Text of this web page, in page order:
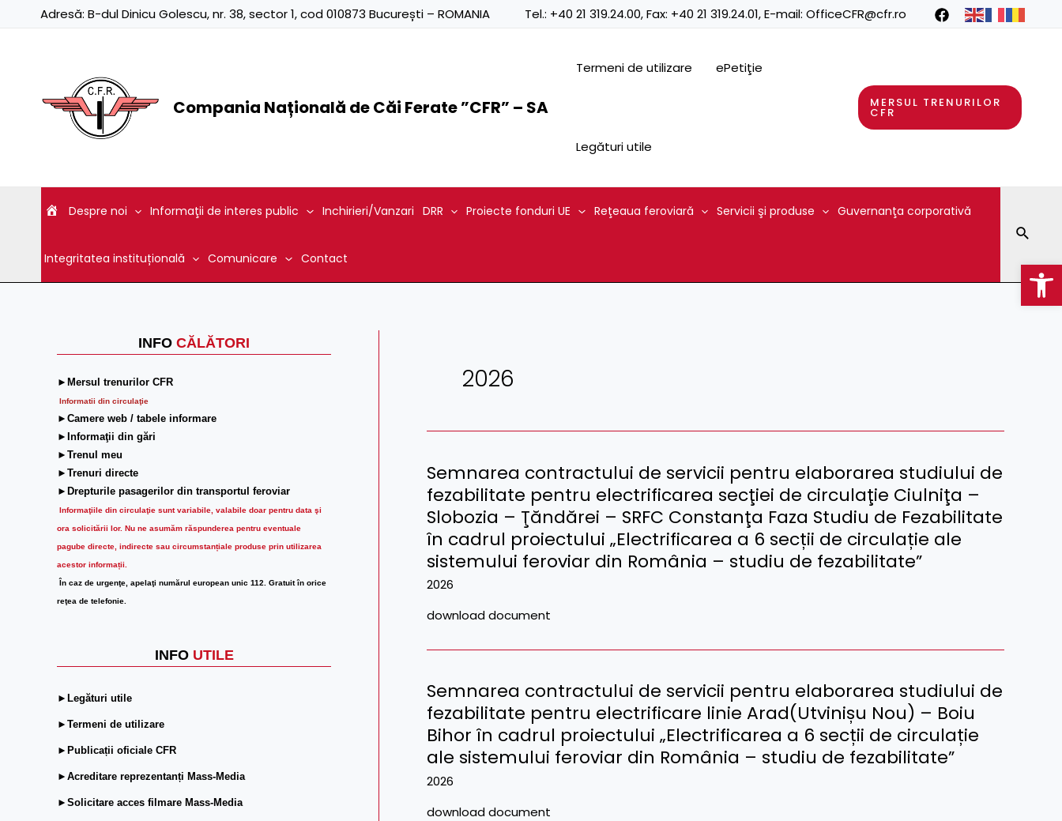
Adresă: B-dul Dinicu Golescu, nr. 38, sector 1, cod 010873 București – ROMANIA Tel.: +40 21 319.24.00, Fax: +40 21 319.24.01, E-mail: OfficeCFR@cfr.ro
Compania Națională de Căi Ferate ”CFR” – SA
Termeni de utilizare ePetiţie
Legături utile
MERSUL TRENURILOR
CFR
Despre noi Informaţii de interes public Inchirieri/Vanzari DRR Proiecte fonduri UE Reţeaua feroviară Servicii şi produse Guvernanţa corporativă
Integritatea instituțională Comunicare Contact
INFO CĂLĂTORI
►Mersul trenurilor CFR
Informatii din circulaţie
►Camere web / tabele informare
►Informaţii din gări
►Trenul meu
►Trenuri directe
►Drepturile pasagerilor din transportul feroviar
Informaţiile din circulaţie sunt variabile, valabile doar pentru data şi
ora solicitării lor. Nu ne asumăm răspunderea pentru eventuale
pagube directe, indirecte sau circumstanțiale produse prin utilizarea
acestor informații.
În caz de urgenţe, apelaţi numărul european unic 112. Gratuit în orice
reţea de telefonie.
INFO UTILE
►Legături utile
►Termeni de utilizare
►Publicații oficiale CFR
►Acreditare reprezentanți Mass-Media
►Solicitare acces filmare Mass-Media
2026
Semnarea contractului de servicii pentru elaborarea studiului de
fezabilitate pentru electrificarea secţiei de circulaţie Ciulniţa –
Slobozia – Ţăndărei – SRFC Constanţa Faza Studiu de Fezabilitate
în cadrul proiectului „Electrificarea a 6 secții de circulație ale
sistemului feroviar din România – studiu de fezabilitate”
2026
download document
Semnarea contractului de servicii pentru elaborarea studiului de
fezabilitate pentru electrificare linie Arad(Utvinișu Nou) – Boiu
Bihor în cadrul proiectului „Electrificarea a 6 secții de circulație
ale sistemului feroviar din România – studiu de fezabilitate”
2026
download document
Posts